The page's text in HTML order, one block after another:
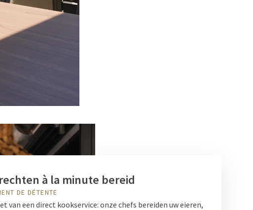
à la minute bereid
DE DÉTENTE
van een direct kookservice: onze chefs bereiden uw eieren,